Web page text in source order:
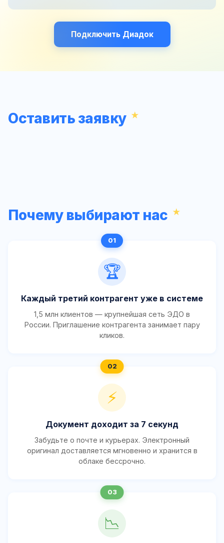
Подключить Диадок
Оставить заявку
Почему выбирают нас
🏆
Каждый третий контрагент уже в системе
1,5 млн клиентов — крупнейшая сеть ЭДО в
России. Приглашение контрагента занимает пару
кликов.
⚡
Документ доходит за 7 секунд
Забудьте о почте и курьерах. Электронный
оригинал доставляется мгновенно и хранится в
облаке бессрочно.
📉